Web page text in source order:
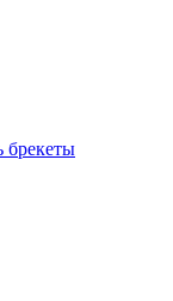
брекеты